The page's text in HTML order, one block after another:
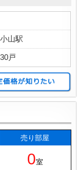
小山駅
30戸
売り部屋
0室